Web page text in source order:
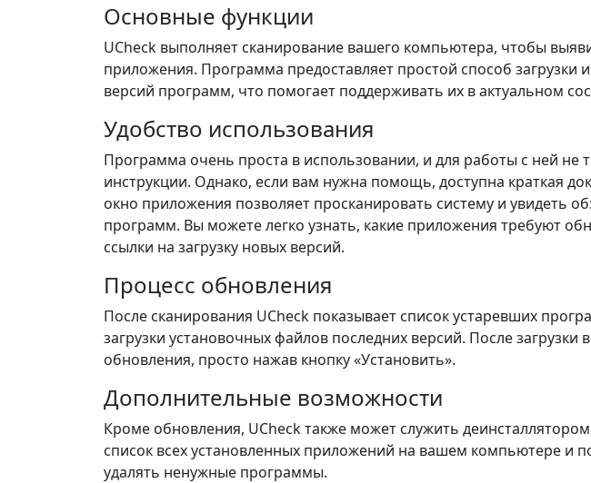
Основные функции
UCheck выполняет сканирование вашего компьютера, чтобы
приложения. Программа предоставляет простой способ загрузки
версий программ, что помогает поддерживать их в актуальном
Удобство использования
Программа очень проста в использовании, и для работы с ней не
инструкции. Однако, если вам нужна помощь, доступна краткая
окно приложения позволяет просканировать систему и увидеть
программ. Вы можете легко узнать, какие приложения требуют
ссылки на загрузку новых версий.
Процесс обновления
После сканирования UCheck показывает список устаревших
загрузки установочных файлов последних версий. После загрузки
обновления, просто нажав кнопку «Установить».
Дополнительные возможности
Кроме обновления, UCheck также может служить
список всех установленных приложений на вашем компьютере и
удалять ненужные программы.